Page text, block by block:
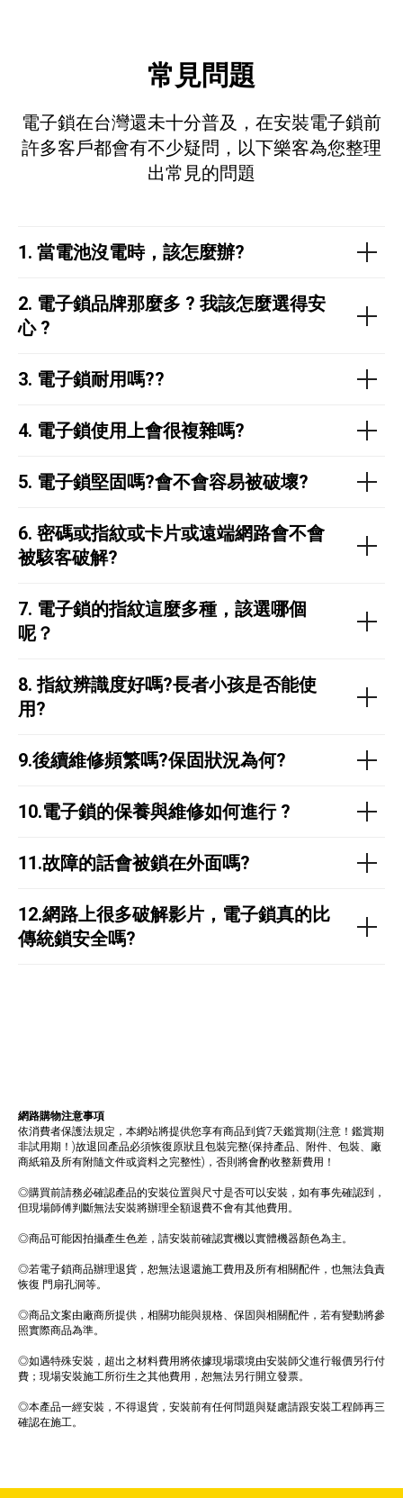
常見問題
電子鎖在台灣還未十分普及，在安裝電子鎖前
許多客戶都會有不少疑問，以下樂客為您整理
出常見的問題
1. 當電池沒電時，該怎麼辦?
2. 電子鎖品牌那麼多 ? 我該怎麼選得安
心 ?
3. 電子鎖耐用嗎??
4. 電子鎖使用上會很複雜嗎?
5. 電子鎖堅固嗎?會不會容易被破壞?
6.密碼或指紋或卡片或遠端網路會不會
被駭客破解?
7. 電子鎖的指紋這麼多種，該選哪個
呢？
8. 指紋辨識度好嗎?長者小孩是否能使
用?
9.後續維修頻繁嗎?保固狀況為何?
10.電子鎖的保養與維修如何進行 ?
11.故障的話會被鎖在外面嗎?
12.網路上很多破解影片，電子鎖真的比
傳統鎖安全嗎?
網路購物注意事項
依消費者保護法規定，本網站將提供您享有商品到貨7天鑑賞期(注意！鑑賞期
非試用期！)故退回產品必須恢復原狀且包裝完整(保持產品、附件、包裝、廠
商紙箱及所有附隨文件或資料之完整性)，否則將會酌收整新費用！
◎購買前請務必確認產品的安裝位置與尺寸是否可以安裝，如有事先確認到，
但現場師傅判斷無法安裝將辦理全額退費不會有其他費用。
◎商品可能因拍攝產生色差，請安裝前確認實機以實體機器顏色為主。
◎若電子鎖商品辦理退貨，恕無法退還施工費用及所有相關配件，也無法負責
恢復 門扇孔洞等。
◎商品文案由廠商所提供，相關功能與規格、保固與相關配件，若有變動將參
照實際商品為準。
◎如遇特殊安裝，超出之材料費用將依據現場環境由安裝師父進行報價另行付
費；現場安裝施工所衍生之其他費用，恕無法另行開立發票。
◎本產品一經安裝，不得退貨，安裝前有任何問題與疑慮請跟安裝工程師再三
確認在施工。